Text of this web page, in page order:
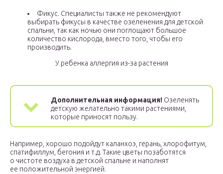
Фикус. Специалисты также не рекомендуют
выбирать фикусы в качестве озеленения для детской
спальни, так как ночью они поглощают большое
количество кислорода, вместо того, чтобы его
производить.
У ребенка аллергия из-за растения
Дополнительная информация! Озеленять
детскую желательно такими растениями,
которые приносят пользу.
Например, хорошо подойдут каланхоэ, герань, хлорофитум,
спатифиллум, бегония и т.д. Такие цветы позаботятся
о чистоте воздуха в детской спальне и наполнят
ее положительной энергией.